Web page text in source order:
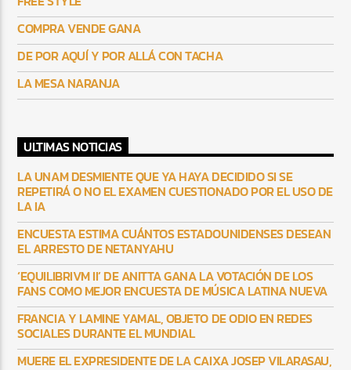
COMPRA VENDE GANA
DE POR AQUÍ Y POR ALLÁ CON TACHA
LA MESA NARANJA
ULTIMAS NOTICIAS
LA UNAM DESMIENTE QUE YA HAYA DECIDIDO SI SE
REPETIRÁ O NO EL EXAMEN CUESTIONADO POR EL USO DE
LA IA
ENCUESTA ESTIMA CUÁNTOS ESTADOUNIDENSES DESEAN
EL ARRESTO DE NETANYAHU
‘EQUILIBRIVM II’ DE ANITTA GANA LA VOTACIÓN DE LOS
FANS COMO MEJOR ENCUESTA DE MÚSICA LATINA NUEVA
FRANCIA Y LAMINE YAMAL, OBJETO DE ODIO EN REDES
SOCIALES DURANTE EL MUNDIAL
MUERE EL EXPRESIDENTE DE LA CAIXA JOSEP VILARASAU,